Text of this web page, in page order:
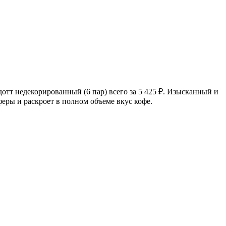
недекорированный (6 пар) всего за 5 425 ₽. Изысканный и
и раскроет в полном объеме вкус кофе.